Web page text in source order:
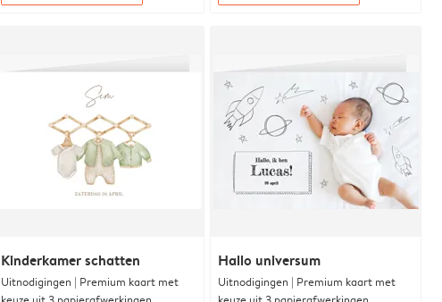
Kinderkamer schatten
Uitnodigingen | Premium kaart met
Hallo universum
Uitnodigingen | Premium kaart met